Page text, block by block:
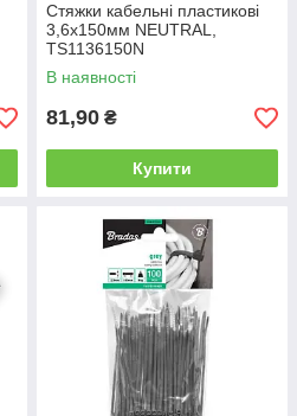
Стяжки кабельні пластикові
3,6x150мм NEUTRAL,
TS1136150N
В наявності
81,90 ₴
Купити